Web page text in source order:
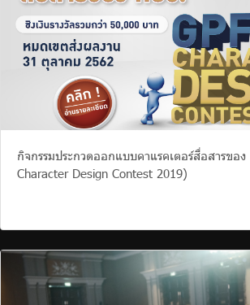
กิจกรรมประกวดออกแบบคาแรคเตอร์สื่อสารขอ
Character Design Contest 2019)